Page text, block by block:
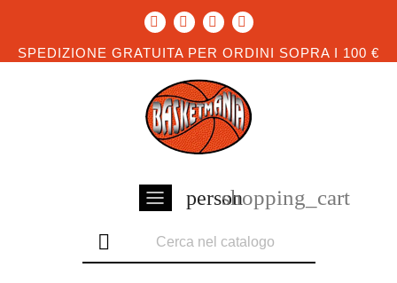
SPEDIZIONE GRATUITA PER ORDINI SOPRA I 100 €
personshopping_cart
